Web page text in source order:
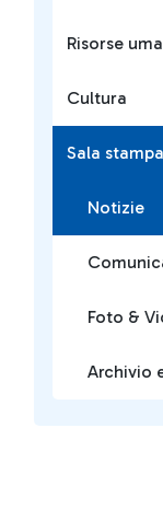
Risorse
Cultura
Sala stampa
Notizie
Foto &
Archivio